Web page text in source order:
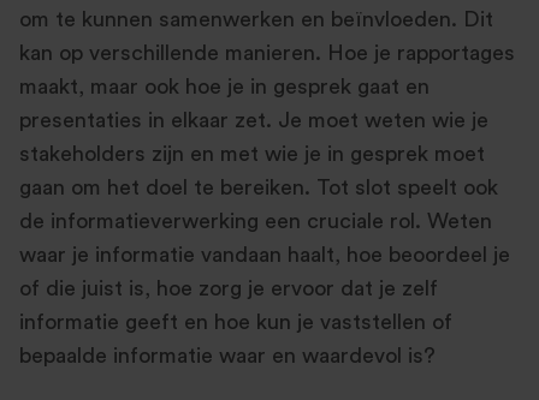
om te kunnen samenwerken en beïnvloeden. Dit
kan op verschillende manieren. Hoe je rapportages
maakt, maar ook hoe je in gesprek gaat en
presentaties in elkaar zet. Je moet weten wie je
stakeholders zijn en met wie je in gesprek moet
gaan om het doel te bereiken. Tot slot speelt ook
de informatieverwerking een cruciale rol. Weten
waar je informatie vandaan haalt, hoe beoordeel je
of die juist is, hoe zorg je ervoor dat je zelf
informatie geeft en hoe kun je vaststellen of
bepaalde informatie waar en waardevol is?